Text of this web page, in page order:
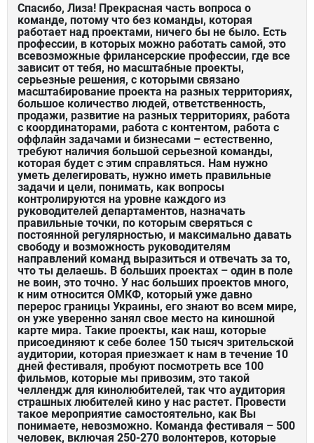
Спасибо, Лиза! Прекрасная часть вопроса о
команде, потому что без команды, которая
работает над проектами, ничего бы не было. Есть
профессии, в которых можно работать самой, это
всевозможные фрилансерские профессии, где все
зависит от тебя, но масштабные проекты,
серьезные решения, с которыми связано
масштабирование проекта на разных территориях,
большое количество людей, ответственность,
продажи, развитие на разных территориях, работа
с координаторами, работа с контентом, работа с
оффлайн задачами и бизнесами – естественно,
требуют наличия большой серьезной команды,
которая будет с этим справляться. Нам нужно
уметь делегировать, нужно иметь правильные
задачи и цели, понимать, как вопросы
контролируются на уровне каждого из
руководителей департаментов, назначать
правильные точки, по которым сверяться с
постоянной регулярностью, и максимально давать
свободу и возможность руководителям
направлений команд выразиться и отвечать за то,
что ты делаешь. В больших проектах – один в поле
не воин, это точно. У нас больших проектов много,
к ним относится ОМКФ, который уже давно
перерос границы Украины, его знают во всем мире,
он уже уверенно занял свое место на киношной
карте мира. Такие проекты, как наш, которые
присоединяют к себе более 150 тысяч зрительской
аудитории, которая приезжает к нам в течение 10
дней фестиваля, пробуют посмотреть все 100
фильмов, которые мы привозим, это такой
челлендж для кинолюбителей, так что аудитория
страшных любителей кино у нас растет. Провести
такое мероприятие самостоятельно, как Вы
понимаете, невозможно. Команда фестиваля – 500
человек, включая 250-270 волонтеров, которые